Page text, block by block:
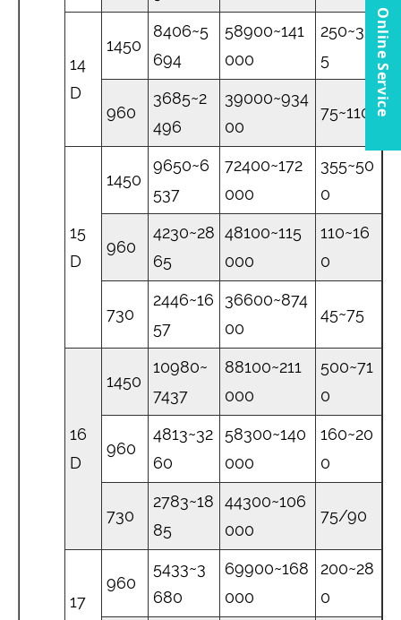
14
D
1450
8406~5
694
58900~141
000
250~35
5
960
3685~2
496
39000~934
00
75~110
15
D
1450
9650~6
537
72400~172
000
355~50
0
960
4230~28
65
48100~115
000
110~16
0
730
2446~16
57
36600~874
00
45~75
16
D
1450
10980~
7437
88100~211
000
500~71
0
960
4813~32
60
58300~140
000
160~20
0
730
2783~18
85
44300~106
000
75/90
17
960
5433~3
680
69900~168
000
200~28
0
Online Service